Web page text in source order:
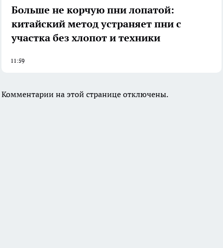
Больше не корчую пни лопатой:
китайский метод устраняет пни с
участка без хлопот и техники
11:59
Комментарии на этой странице отключены.